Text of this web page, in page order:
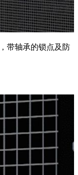
带轴承的锁点及防